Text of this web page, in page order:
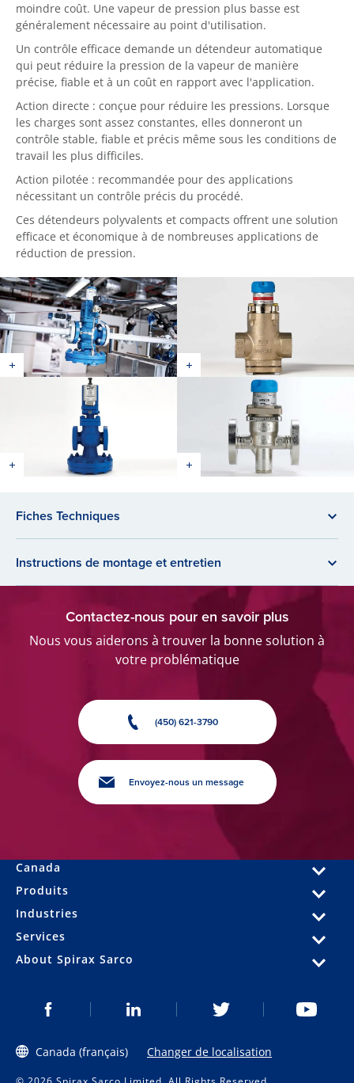
moindre coût. Une vapeur de pression plus basse est
généralement nécessaire au point d'utilisation.
Un contrôle efficace demande un détendeur automatique
qui peut réduire la pression de la vapeur de manière
précise, fiable et à un coût en rapport avec l'application.
Action directe : conçue pour réduire les pressions. Lorsque
les charges sont assez constantes, elles donneront un
contrôle stable, fiable et précis même sous les conditions de
travail les plus difficiles.
Action pilotée : recommandée pour des applications
nécessitant un contrôle précis du procédé.
Ces détendeurs polyvalents et compacts offrent une solution
efficace et économique à de nombreuses applications de
réduction de pression.
Fiches Techniques
Instructions de montage et entretien
Contactez-nous pour en savoir plus
Nous vous aiderons à trouver la bonne solution à
votre problématique
(450) 621-3790
Envoyez-nous un message
Canada
Produits
Industries
Services
About Spirax Sarco
Canada (français) Changer de localisation